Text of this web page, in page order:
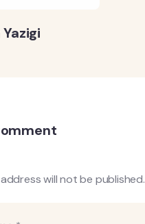
will not be published.